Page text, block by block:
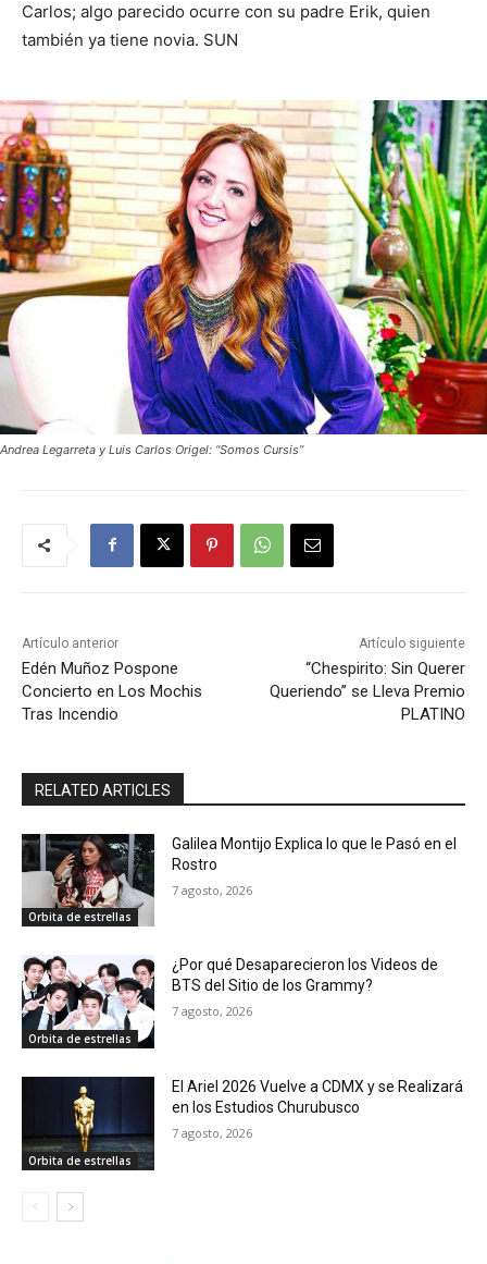
Carlos; algo parecido ocurre con su padre Erik, quien
también ya tiene novia. SUN
Andrea Legarreta y Luis Carlos Origel: “Somos Cursis”
Artículo anterior
Edén Muñoz Pospone
Concierto en Los Mochis
Tras Incendio
Artículo siguiente
“Chespirito: Sin Querer
Queriendo” se Lleva Premio
PLATINO
RELATED ARTICLES
Orbita de estrellas
Galilea Montijo Explica lo que le Pasó en el
Rostro
7 agosto, 2026
Orbita de estrellas
¿Por qué Desaparecieron los Videos de
BTS del Sitio de los Grammy?
7 agosto, 2026
Orbita de estrellas
El Ariel 2026 Vuelve a CDMX y se Realizará
en los Estudios Churubusco
7 agosto, 2026